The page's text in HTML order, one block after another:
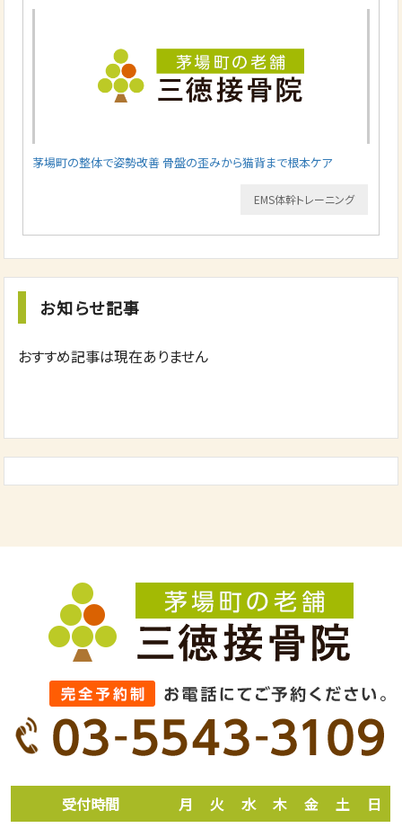
茅場町の整体で姿勢改善 骨盤の歪みから猫背まで根本ケア
EMS体幹トレーニング
お知らせ記事
おすすめ記事は現在ありません
受付時間 月 火 水 木 金 土 日